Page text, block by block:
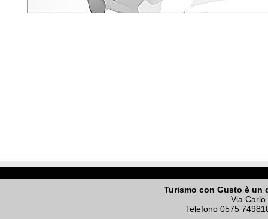
Turismo con Gusto è un
Via
Telefono 0575